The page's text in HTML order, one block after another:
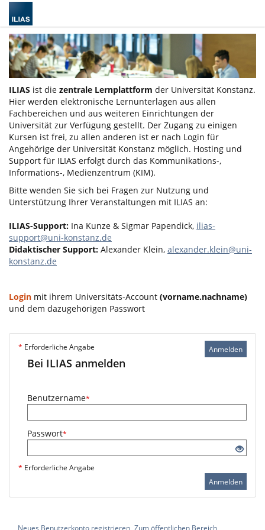
ILIAS ist die zentrale Lernplattform der Universität Konstanz.
Hier werden elektronische Lernunterlagen aus allen
Fachbereichen und aus weiteren Einrichtungen der
Universität zur Verfügung gestellt. Der Zugang zu einigen
Kursen ist frei, zu allen anderen ist er nach Login für
Angehörige der Universität Konstanz möglich. Hosting und
Support für ILIAS erfolgt durch das Kommunikations-,
Informations-, Medienzentrum (KIM).
Bitte wenden Sie sich bei Fragen zur Nutzung und
Unterstützung Ihrer Veranstaltungen mit ILIAS an:
ILIAS-Support: Ina Kunze & Sigmar Papendick, ilias-
support@uni-konstanz.de
Didaktischer Support: Alexander Klein, alexander.klein@uni-
konstanz.de
Login mit ihrem Universitäts-Account (vorname.nachname)
und dem dazugehörigen Passwort
Anmelden
* Erforderliche Angabe
Bei ILIAS anmelden
Benutzername*
Passwort*
* Erforderliche Angabe
Anmelden